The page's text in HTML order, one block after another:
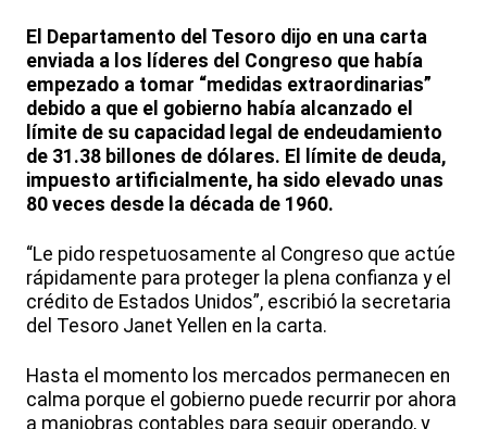
El Departamento del Tesoro dijo en una carta
enviada a los líderes del Congreso que había
empezado a tomar “medidas extraordinarias”
debido a que el gobierno había alcanzado el
límite de su capacidad legal de endeudamiento
de 31.38 billones de dólares. El límite de deuda,
impuesto artificialmente, ha sido elevado unas
80 veces desde la década de 1960.
“Le pido respetuosamente al Congreso que actúe
rápidamente para proteger la plena confianza y el
crédito de Estados Unidos”, escribió la secretaria
del Tesoro Janet Yellen en la carta.
Hasta el momento los mercados permanecen en
calma porque el gobierno puede recurrir por ahora
a maniobras contables para seguir operando, y